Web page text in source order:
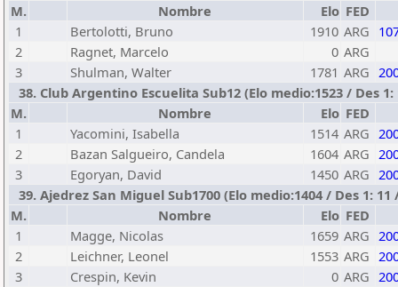
M.
Nombre Elo FED
1
Bertolotti, Bruno 1910 ARG
2
Ragnet, Marcelo 0 ARG
3
Shulman, Walter 1781 ARG
38. Club Argentino Escuelita Sub12 (Elo medio:1523 / Des 1:
M.
Nombre Elo FED
1
Yacomini, Isabella 1514 ARG
2
Bazan Salgueiro, Candela 1604 ARG
3
Egoryan, David 1450 ARG
39. Ajedrez San Miguel Sub1700 (Elo medio:1404 / Des 1: 11
M.
Nombre Elo FED
1
Magge, Nicolas 1659 ARG
2
Leichner, Leonel 1553 ARG
3
Crespin, Kevin 0 ARG